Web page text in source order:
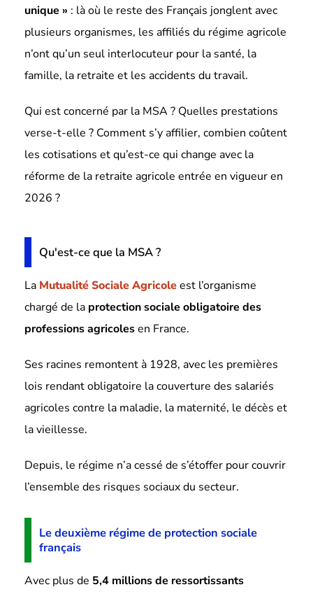
unique » : là où le reste des Français jonglent avec
plusieurs organismes, les affiliés du régime agricole
n’ont qu’un seul interlocuteur pour la santé, la
famille, la retraite et les accidents du travail.
Qui est concerné par la MSA ? Quelles prestations
verse-t-elle ? Comment s’y affilier, combien coûtent
les cotisations et qu’est-ce qui change avec la
réforme de la retraite agricole entrée en vigueur en
2026 ?
Qu'est-ce que la MSA ?
La Mutualité Sociale Agricoleest l’organisme
chargé de la protection sociale obligatoire des
professions agricolesen France.
Ses racines remontent à 1928, avec les premières
lois rendant obligatoire la couverture des salariés
agricoles contre la maladie, la maternité, le décès et
la vieillesse.
Depuis, le régime n’a cessé de s’étoffer pour couvrir
l’ensemble des risques sociaux du secteur.
Le deuxième régime de protection sociale
français
Avec plus de 5,4 millions de ressortissants